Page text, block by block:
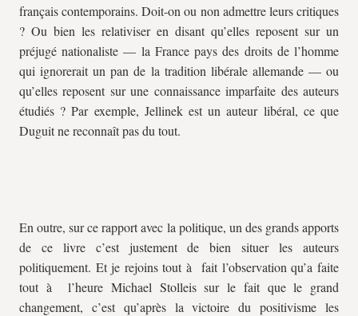
français contemporains. Doit-on ou non admettre leurs critiques
? Ou bien les relativiser en disant qu’elles reposent sur un
préjugé nationaliste — la France pays des droits de l’homme
qui ignorerait un pan de la tradition libérale allemande — ou
qu’elles reposent sur une connaissance imparfaite des auteurs
étudiés ? Par exemple, Jellinek est un auteur libéral, ce que
Duguit ne reconnaît pas du tout.
En outre, sur ce rapport avec la politique, un des grands apports
de ce livre c’est justement de bien situer les auteurs
politiquement. Et je rejoins tout à fait l’observation qu’a faite
tout à l’heure Michael Stolleis sur le fait que le grand
changement, c’est qu’après la victoire du positivisme les